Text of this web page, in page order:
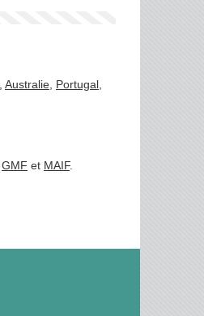
Australie Portugal
GMF et MAIF.